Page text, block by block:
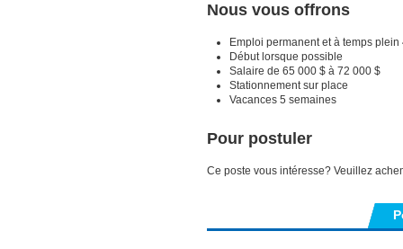
Nous vous offrons
Emploi permanent et à temps
Début lorsque possible
Salaire de 65 000 $ à 72 000 $
Stationnement sur place
Vacances 5 semaines
Pour postuler
Ce poste vous intéresse? Veuillez